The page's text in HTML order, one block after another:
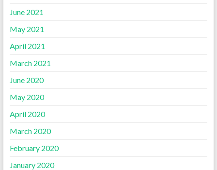
June 2021
May 2021
April 2021
March 2021
June 2020
May 2020
April 2020
March 2020
February 2020
January 2020